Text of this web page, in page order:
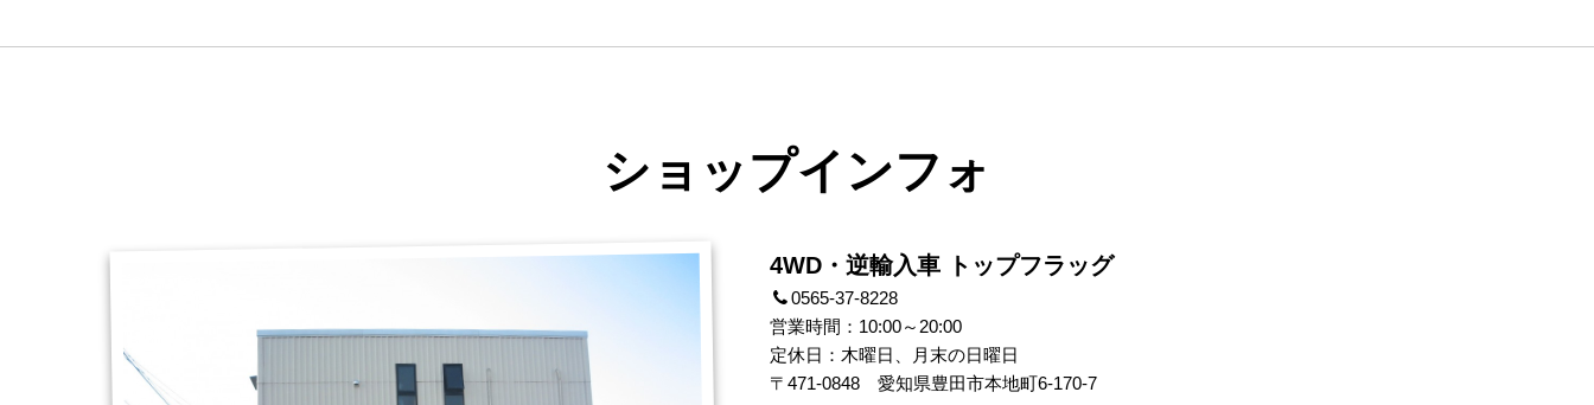
ショップインフォ
4WD・逆輸入車 トップフラッグ
0565-37-8228
営業時間：10:00～20:00
定休日：木曜日、月末の日曜日
〒471-0848 愛知県豊田市本地町6-170-7